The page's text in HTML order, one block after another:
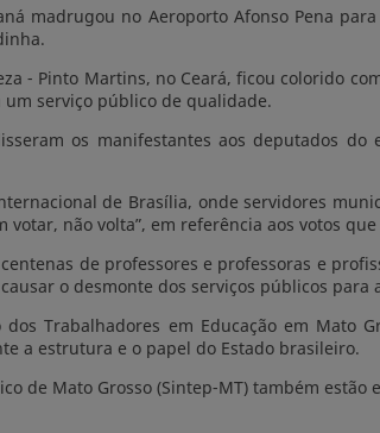
madrugou no Aeroporto Afonso Pena
- Pinto Martins, no Ceará, ficou colorido
serviço público de qualidade.
os manifestantes aos deputados
de Brasília, onde servidores
não volta”, em referência aos votos
de professores e professoras e
o desmonte dos serviços públicos para
Trabalhadores em Educação em Mato
a estrutura e o papel do Estado brasileiro.
de Mato Grosso (Sintep-MT) também